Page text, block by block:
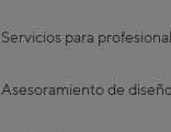
Servicios para
Asesoramiento de